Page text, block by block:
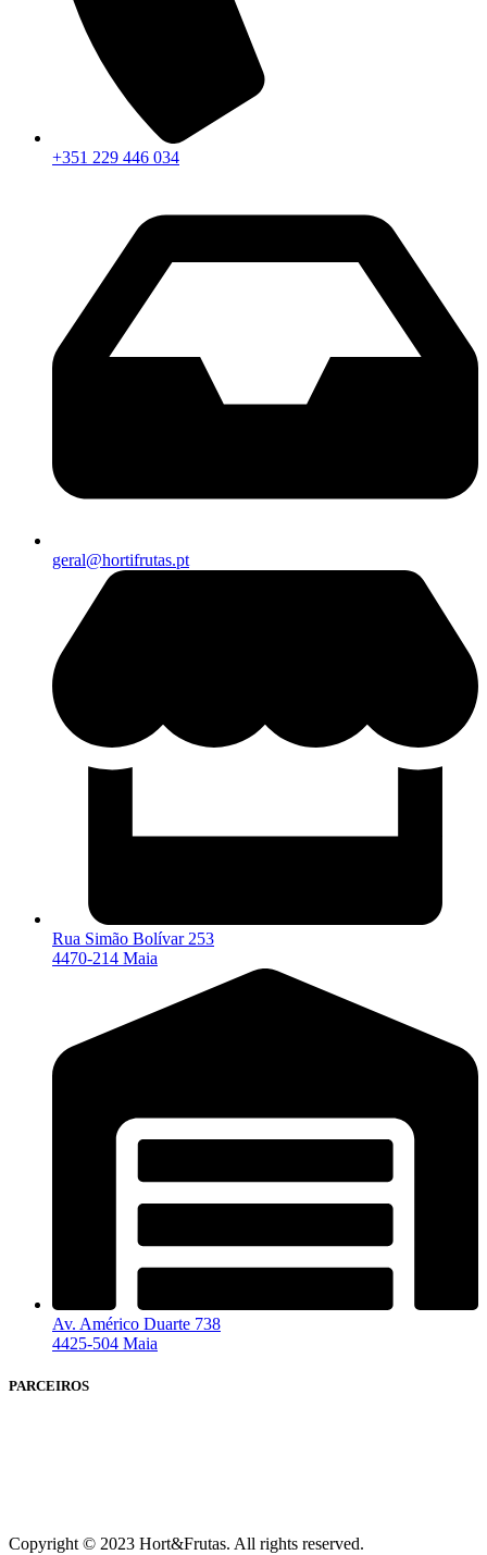
+351 229 446 034
geral@hortifrutas.pt
Rua Simão Bolívar 253
4470-214 Maia
Av. Américo Duarte 738
4425-504 Maia
PARCEIROS
Copyright © 2023 Hort&Frutas. All rights reserved.